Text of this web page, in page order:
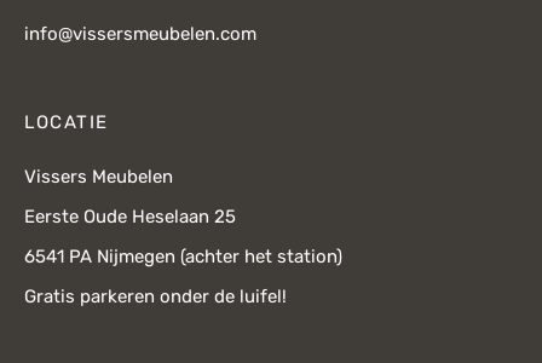
info@vissersmeubelen.com
LOCATIE
Vissers Meubelen
Eerste Oude Heselaan 25
6541 PA Nijmegen (achter het station)
Gratis parkeren onder de luifel!